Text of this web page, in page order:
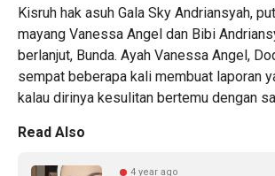
Kisruh hak asuh Gala Sky Andriansyah,
mayang Vanessa Angel dan Bibi
berlanjut, Bunda. Ayah Vanessa Angel,
sempat beberapa kali membuat laporan
kalau dirinya kesulitan bertemu dengan
Read Also
4 year ago